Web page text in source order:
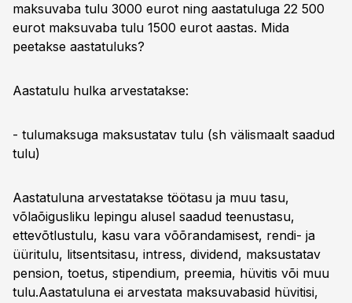
maksuvaba tulu 3000 eurot ning aastatuluga 22 500
eurot maksuvaba tulu 1500 eurot aastas. Mida
peetakse aastatuluks?
Aastatulu hulka arvestatakse:
- tulumaksuga maksustatav tulu (sh välismaalt saadud
tulu)
Aastatuluna arvestatakse töötasu ja muu tasu,
võlaõigusliku lepingu alusel saadud teenustasu,
ettevõtlustulu, kasu vara võõrandamisest, rendi- ja
üüritulu, litsentsitasu, intress, dividend, maksustatav
pension, toetus, stipendium, preemia, hüvitis või muu
tulu.Aastatuluna ei arvestata maksuvabasid hüvitisi,